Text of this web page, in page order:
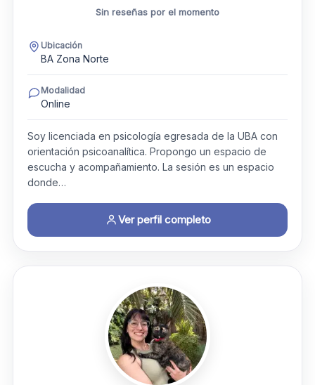
Sin reseñas por el momento
Ubicación
BA Zona Norte
Modalidad
Online
Soy licenciada en psicología egresada de la UBA con
orientación psicoanalítica. Propongo un espacio de
escucha y acompañamiento. La sesión es un espacio
donde…
Ver perfil completo